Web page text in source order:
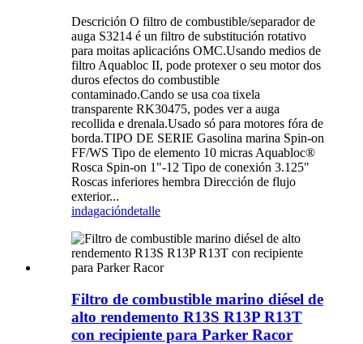
Descrición O filtro de combustible/separador de
auga S3214 é un filtro de substitución rotativo
para moitas aplicacións OMC.Usando medios de
filtro Aquabloc II, pode protexer o seu motor dos
duros efectos do combustible
contaminado.Cando se usa coa tixela
transparente RK30475, podes ver a auga
recollida e drenala.Usado só para motores fóra de
borda.TIPO DE SERIE Gasolina marina Spin-on
FF/WS Tipo de elemento 10 micras Aquabloc®
Rosca Spin-on 1"-12 Tipo de conexión 3.125"
Roscas inferiores hembra Dirección de flujo
exterior...
indagacióndetalle
Filtro de combustible marino diésel de
alto rendemento R13S R13P R13T
con recipiente para Parker Racor